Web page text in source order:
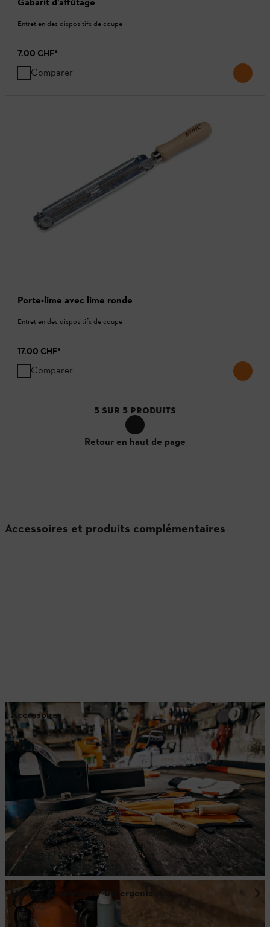
Entretien des dispositifs de coupe
7.00 CHF*
Comparer
Porte-lime avec lime ronde
Entretien des dispositifs de coupe
17.00 CHF*
Comparer
5 SUR 5 PRODUITS
Retour en haut de page
Accessoires et produits complémentaires
Accessoires
Huiles / Carburants / Détergents